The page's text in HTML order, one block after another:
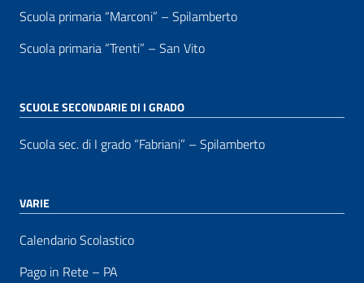
Scuola primaria “Marconi” – Spilamberto
Scuola primaria “Trenti” – San Vito
SCUOLE SECONDARIE DI I GRADO
Scuola sec. di I grado “Fabriani” – Spilamberto
VARIE
Calendario Scolastico
Pago in Rete – PA